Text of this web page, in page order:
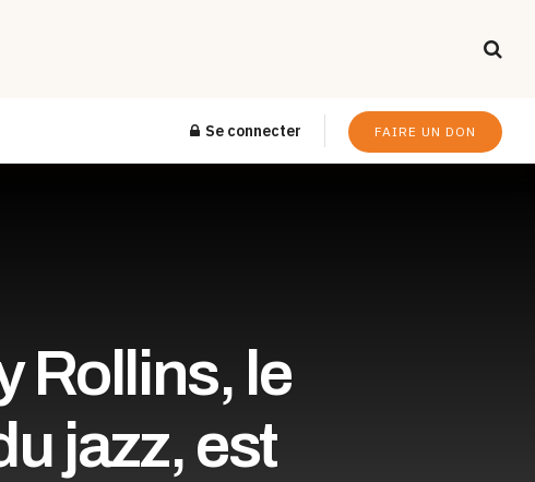
Se connecter FAIRE UN DON
Rollins, le
jazz, est